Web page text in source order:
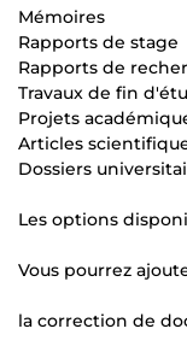
Mémoires
Rapports de stage
Rapports de
Travaux de fin
Projets
Articles
Dossiers
Les options
Vous pourrez
la correction de